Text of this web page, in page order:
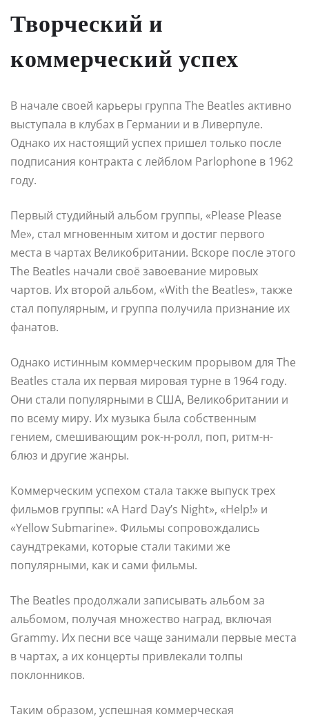
Творческий и
коммерческий успех
В начале своей карьеры группа The Beatles активно
выступала в клубах в Германии и в Ливерпуле.
Однако их настоящий успех пришел только после
подписания контракта с лейблом Parlophone в 1962
году.
Первый студийный альбом группы, «Please Please
Me», стал мгновенным хитом и достиг первого
места в чартах Великобритании. Вскоре после этого
The Beatles начали своё завоевание мировых
чартов. Их второй альбом, «With the Beatles», также
стал популярным, и группа получила признание их
фанатов.
Однако истинным коммерческим прорывом для The
Beatles стала их первая мировая турне в 1964 году.
Они стали популярными в США, Великобритании и
по всему миру. Их музыка была собственным
гением, смешивающим рок-н-ролл, поп, ритм-н-
блюз и другие жанры.
Коммерческим успехом стала также выпуск трех
фильмов группы: «A Hard Day’s Night», «Help!» и
«Yellow Submarine». Фильмы сопровождались
саундтреками, которые стали такими же
популярными, как и сами фильмы.
The Beatles продолжали записывать альбом за
альбомом, получая множество наград, включая
Grammy. Их песни все чаще занимали первые места
в чартах, а их концерты привлекали толпы
поклонников.
Таким образом, успешная коммерческая